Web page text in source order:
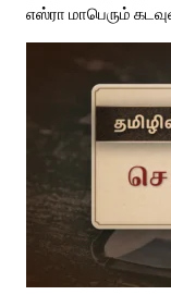
எஸ்ரா மாபெரும்